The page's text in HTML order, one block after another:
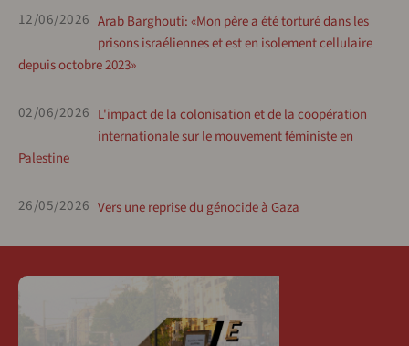
12/06/2026 Arab Barghouti: «Mon père a été torturé dans les
prisons israéliennes et est en isolement cellulaire
depuis octobre 2023»
02/06/2026 L'impact de la colonisation et de la coopération
internationale sur le mouvement féministe en
Palestine
26/05/2026 Vers une reprise du génocide à Gaza